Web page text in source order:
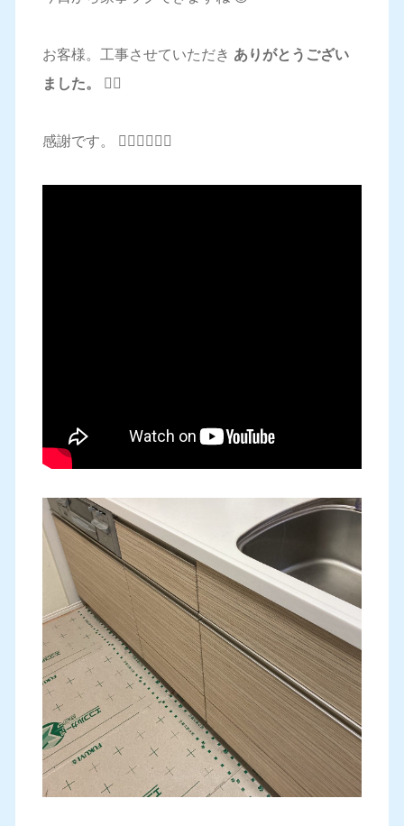
お客様。工事させていただき ありがとうござい
ました。 🙇‍♂️
感謝です。 🙇‍♂️🙇‍♂️🙇‍♂️